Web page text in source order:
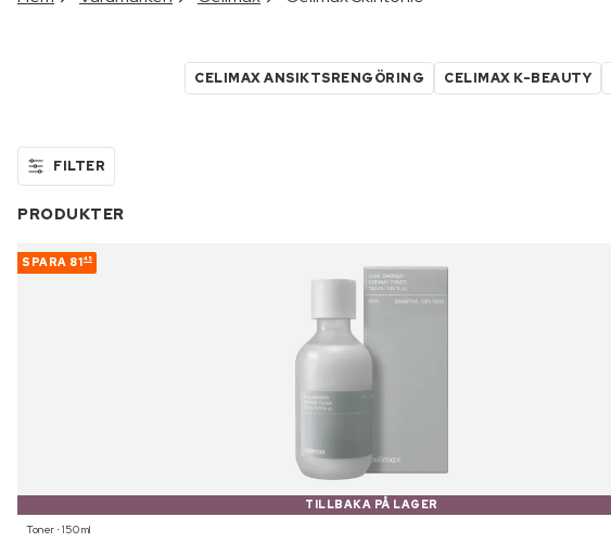
CELIMAX ANSIKTSRENGÖRING CELIMAX K-BEAUTY
FILTER
PRODUKTER
SPARA 8145
TILLBAKA PÅ LAGER
Toner ⋅ 150 ml